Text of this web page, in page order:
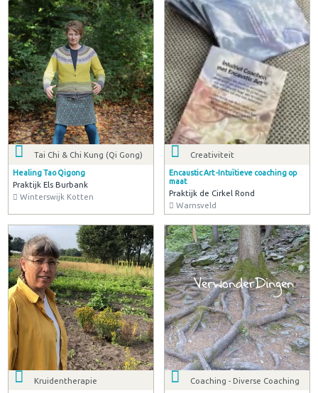
Tai Chi & Chi Kung (Qi Gong)
Healing Tao Qigong
Praktijk Els Burbank
Winterswijk Kotten
Creativiteit
Encaustic Art -Intuïtieve coaching op
maat
Praktijk de Cirkel Rond
Warnsveld
Kruidentherapie Coaching - Diverse Coaching